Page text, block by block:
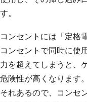
す。
コンセントには「定格
コンセントで同時に使
力を超えてしまうと、
危険性が高くなります
それあるので、コンセ